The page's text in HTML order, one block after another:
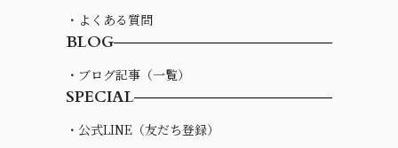
・よくある質問
BLOG
・ブログ記事（一覧）
SPECIAL
・公式LINE（友だち登録）